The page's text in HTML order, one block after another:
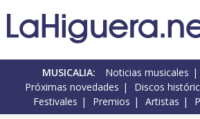
MUSICALIA: Noticias musicales
Próximas novedades
Discos
Festivales
Premios Artistas